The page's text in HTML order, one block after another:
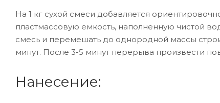
На 1 кг сухой смеси добавляется
пластмассовую емкость, наполненную чистой
смесь и перемешать до однородной массы
минут. После 3-5 минут перерыва произвести
Нанесение: